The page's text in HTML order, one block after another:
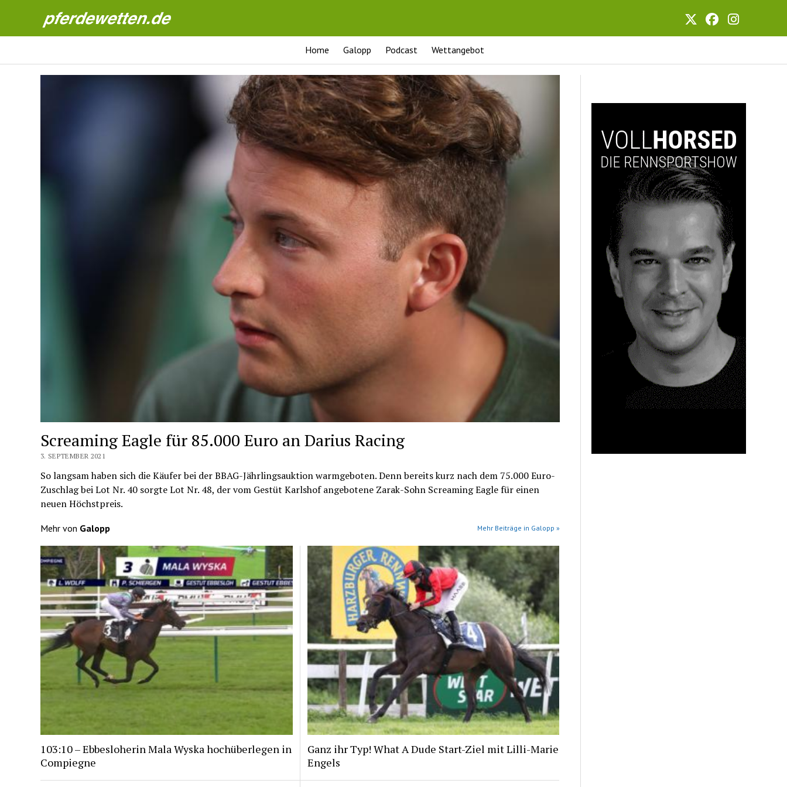
Pferdewetten News
Home Galopp Podcast Wettangebot
Screaming Eagle für 85.000 Euro an Darius Racing
3. SEPTEMBER 2021
So langsam haben sich die Käufer bei der BBAG-Jährlingsauktion warmgeboten. Denn bereits kurz nach dem 75.000 Euro-
Zuschlag bei Lot Nr. 40 sorgte Lot Nr. 48, der vom Gestüt Karlshof angebotene Zarak-Sohn Screaming Eagle für einen
neuen Höchstpreis.
Mehr von Galopp Mehr Beiträge in Galopp »
103:10 – Ebbesloherin Mala Wyska hochüberlegen in
Compiegne
Ganz ihr Typ! What A Dude Start-Ziel mit Lilli-Marie
Engels